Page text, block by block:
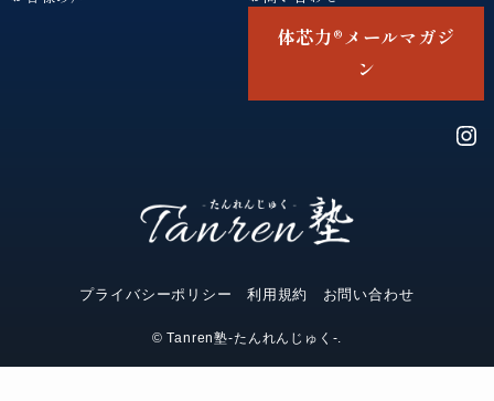
体芯力®︎メールマガジ
ン
プライバシーポリシー 利用規約 お問い合わせ
© Tanren塾-たんれんじゅく-.